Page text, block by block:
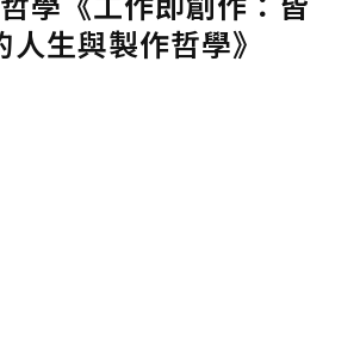
人生與製作哲學》